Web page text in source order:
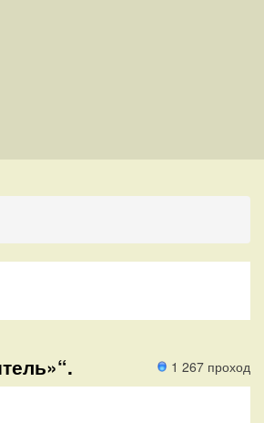
1 267 проход